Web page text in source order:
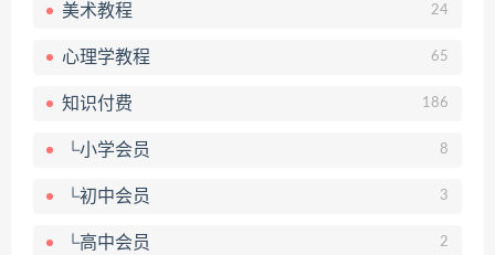
美术教程 24
心理学教程 65
知识付费 186
└小学会员 8
└初中会员 3
└高中会员 2